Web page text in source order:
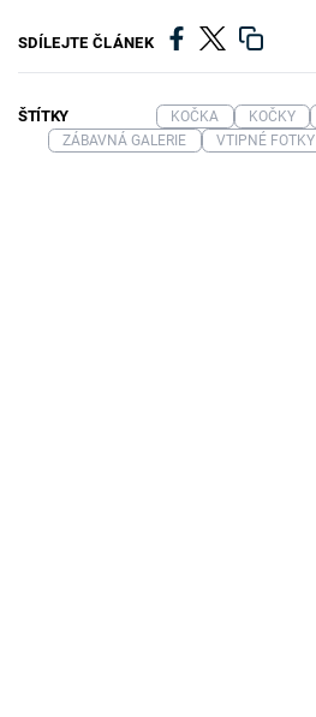
SDÍLEJTE ČLÁNEK
ŠTÍTKY KOČKA KOČKY
ZÁBAVNÁ GALERIE
VTIPNÉ FOTKY